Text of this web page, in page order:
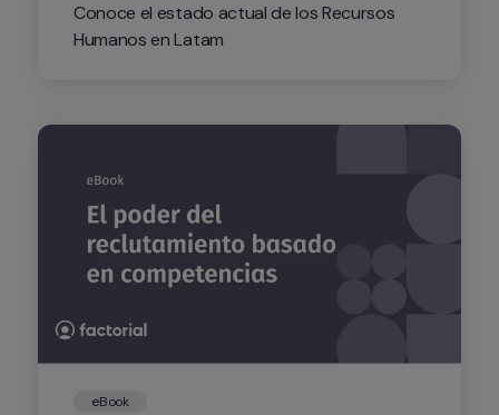
Conoce el estado actual de los Recursos
Humanos en Latam
eBook